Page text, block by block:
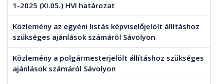
1-2025 (XI.05.) HVI határozat
Közlemény az egyéni listás képviselőjelölt állításhoz
szükséges ajánlások számáról Sávolyon
Közlemény a polgármesterjelölt állításhoz szükséges
ajánlások számáról Sávolyon